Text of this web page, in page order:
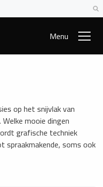
Menu
op het snijvlak van
mooie dingen
grafische techniek
spraakmakende, soms ook